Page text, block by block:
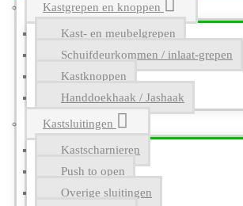
Kastgrepen en knoppen
Kast- en meubelgrepen
Schuifdeurkommen / inlaat-grepen
Kastknoppen
Handdoekhaak / Jashaak
Kastsluitingen
Kastscharnieren
Push to open
Overige sluitingen